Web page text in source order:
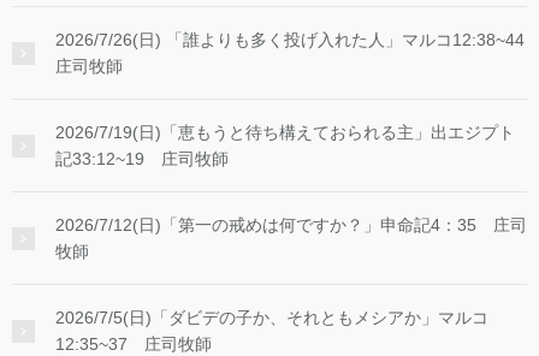
2026/7/26(日) 「誰よりも多く投げ入れた人」マルコ12:38~44
庄司牧師
2026/7/19(日)「恵もうと待ち構えておられる主」出エジプト
記33:12~19 庄司牧師
2026/7/12(日)「第一の戒めは何ですか？」申命記4：35 庄司
牧師
2026/7/5(日)「ダビデの子か、それともメシアか」マルコ
12:35~37 庄司牧師